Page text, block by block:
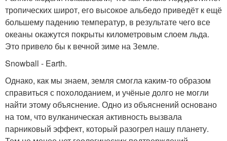
тропических широт, его высокое альбедо приведёт к ещё
большему падению температур, в результате чего все
океаны окажутся покрыты километровым слоем льда.
Это привело бы к вечной зиме на Земле.
Snowball - Earth.
Однако, как мы знаем, земля смогла каким-то образом
справиться с похолоданием, и учёные долго не могли
найти этому объяснение. Одно из объяснений основано
на том, что вулканическая активность вызвала
парниковый эффект, который разогрел нашу планету.